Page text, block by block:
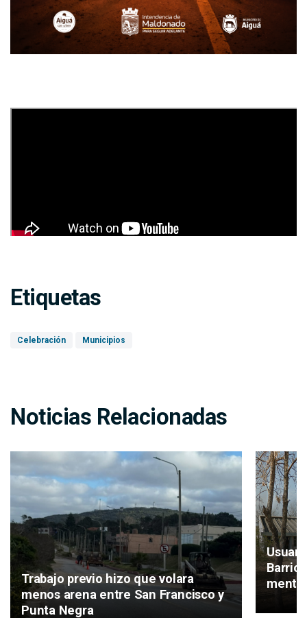
Etiquetas
Celebración Municipios
Noticias Relacionadas
Trabajo previo hizo que volara
menos arena entre San Francisco y
Punta Negra